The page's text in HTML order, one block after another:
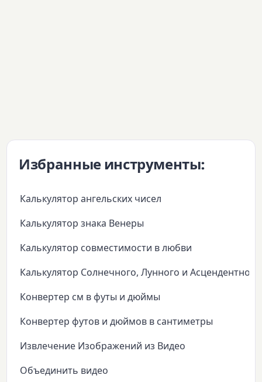
Избранные инструменты:
Калькулятор ангельских чисел
Калькулятор знака Венеры
Калькулятор совместимости в любви
Калькулятор Солнечного, Лунного и Асцендентного
Конвертер см в футы и дюймы
Конвертер футов и дюймов в сантиметры
Извлечение Изображений из Видео
Объединить видео